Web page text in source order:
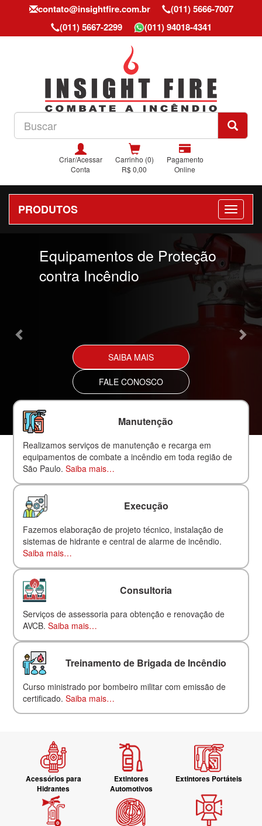
contato@insightfire.com.br
(011) 5666-7007
(011) 5667-2299
(011) 94018-4341
Criar/Acessar
Conta
Carrinho (0)
R$ 0,00
Pagamento
Online
PRODUTOS
Equipamentos de Proteção
contra Incêndio
SAIBA MAIS
FALE CONOSCO
Manutenção
Realizamos serviços de manutenção e recarga em
equipamentos de combate a incêndio em toda região de
São Paulo.Saiba mais…
Execução
Fazemos elaboração de projeto técnico, instalação de
sistemas de hidrante e central de alarme de incêndio.
Saiba mais…
Consultoria
Serviços de assessoria para obtenção e renovação de
AVCB.Saiba mais…
Treinamento de Brigada de Incêndio
Curso ministrado por bombeiro militar com emissão de
certificado.Saiba mais…
Acessórios para
Hidrantes
Extintores
Automotivos
Extintores Portáteis